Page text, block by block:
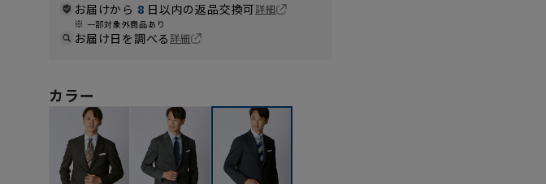
お届けから 8 日以内の返品交換可詳細
一部対象外商品あり
お届け日を調べる詳細
カラー